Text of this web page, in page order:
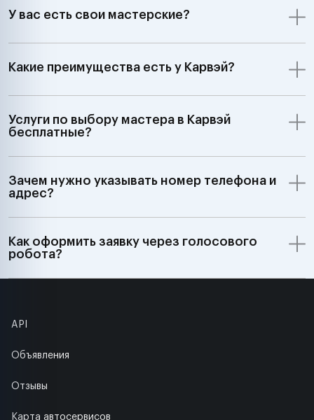
У вас есть свои мастерские?
Какие преимущества есть у Карвэй?
Услуги по выбору мастера в Карвэй
бесплатные?
Зачем нужно указывать номер телефона и
адрес?
Как оформить заявку через голосового
робота?
API
Объявления
Отзывы
Карта автосервисов